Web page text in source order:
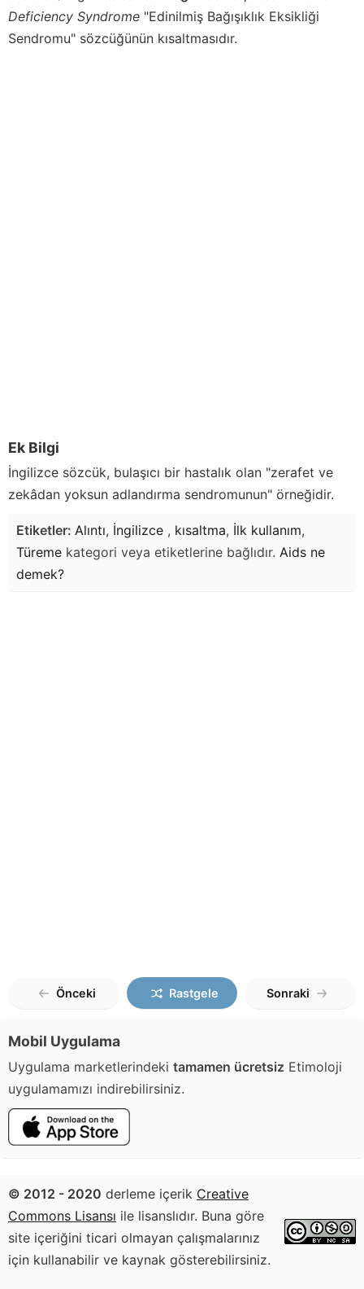
Deficiency Syndrome "Edinilmiş Bağışıklık Eksikliği
Sendromu" sözcüğünün kısaltmasıdır.
Ek Bilgi
İngilizce sözcük, bulaşıcı bir hastalık olan "zerafet ve
zekâdan yoksun adlandırma sendromunun" örneğidir.
Etiketler: Alıntı, İngilizce , kısaltma, İlk kullanım,
Türeme kategori veya etiketlerine bağlıdır. Aids ne
demek?
Önceki Rastgele Sonraki
Mobil Uygulama
Uygulama marketlerindeki tamamen ücretsiz Etimoloji
uygulamamızı indirebilirsiniz.
© 2012 - 2020 derleme içerik Creative
Commons Lisansı ile lisanslıdır. Buna göre
site içeriğini ticari olmayan çalışmalarınız
için kullanabilir ve kaynak gösterebilirsiniz.